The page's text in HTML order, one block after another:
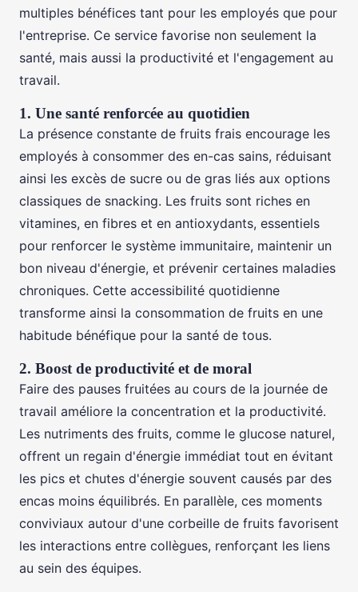
multiples bénéfices tant pour les employés que pour
l'entreprise. Ce service favorise non seulement la
santé, mais aussi la productivité et l'engagement au
travail.
1. Une santé renforcée au quotidien
La présence constante de fruits frais encourage les
employés à consommer des en-cas sains, réduisant
ainsi les excès de sucre ou de gras liés aux options
classiques de snacking. Les fruits sont riches en
vitamines, en fibres et en antioxydants, essentiels
pour renforcer le système immunitaire, maintenir un
bon niveau d'énergie, et prévenir certaines maladies
chroniques. Cette accessibilité quotidienne
transforme ainsi la consommation de fruits en une
habitude bénéfique pour la santé de tous.
2. Boost de productivité et de moral
Faire des pauses fruitées au cours de la journée de
travail améliore la concentration et la productivité.
Les nutriments des fruits, comme le glucose naturel,
offrent un regain d'énergie immédiat tout en évitant
les pics et chutes d'énergie souvent causés par des
encas moins équilibrés. En parallèle, ces moments
conviviaux autour d'une corbeille de fruits favorisent
les interactions entre collègues, renforçant les liens
au sein des équipes.